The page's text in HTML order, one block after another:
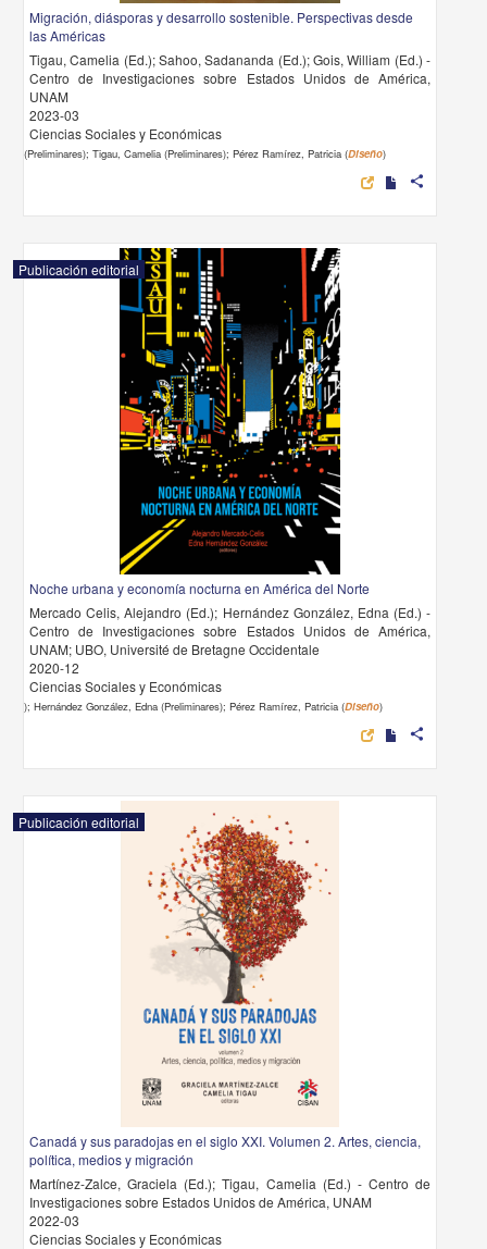
Migración, diásporas y desarrollo sostenible. Perspectivas desde
las Américas
Tigau, Camelia (Ed.); Sahoo, Sadananda (Ed.); Gois, William (Ed.) -
Centro de Investigaciones sobre Estados Unidos de América,
UNAM
2023-03
Ciencias Sociales y Económicas
(Preliminares); Tigau, Camelia (Preliminares); Pérez Ramírez, Patricia (Diseño)
share
Publicación editorial
Noche urbana y economía nocturna en América del Norte
Mercado Celis, Alejandro (Ed.); Hernández González, Edna (Ed.) -
Centro de Investigaciones sobre Estados Unidos de América,
UNAM; UBO, Université de Bretagne Occidentale
2020-12
Ciencias Sociales y Económicas
); Hernández González, Edna (Preliminares); Pérez Ramírez, Patricia (Diseño)
share
Publicación editorial
Canadá y sus paradojas en el siglo XXI. Volumen 2. Artes, ciencia,
política, medios y migración
Martínez-Zalce, Graciela (Ed.); Tigau, Camelia (Ed.) - Centro de
Investigaciones sobre Estados Unidos de América, UNAM
2022-03
Ciencias Sociales y Económicas